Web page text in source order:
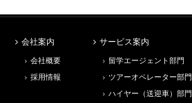
会社案内
会社概要
採用情報
サービス案内
留学エージェント部門
ツアーオペレーター部門
ハイヤー（送迎車）部門